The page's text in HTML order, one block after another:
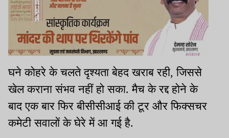
घने कोहरे के चलते दृश्यता बेहद खराब रही, जिससे
खेल कराना संभव नहीं हो सका. मैच के रद्द होने के
बाद एक बार फिर बीसीसीआई की टूर और फिक्सचर
कमेटी सवालों के घेरे में आ गई है.